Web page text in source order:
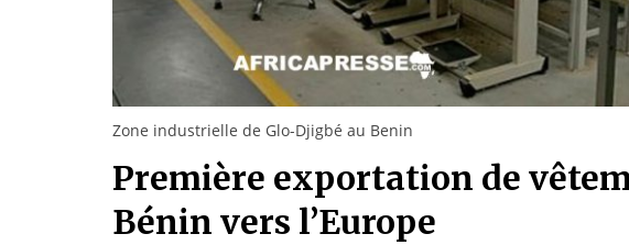
Zone industrielle de Glo-Djigbé au Benin
Première exportation de
Bénin vers l’Europe